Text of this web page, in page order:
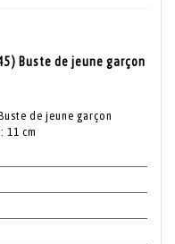
Buste de jeune garçon
de jeune garçon
11 cm